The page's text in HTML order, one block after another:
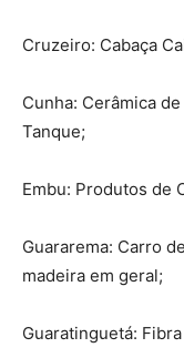
Cruzeiro: Cabaça
Cunha: Cerâmica
Tanque;
Embu: Produtos de
Guararema: Carro
madeira em geral;
Guaratinguetá: